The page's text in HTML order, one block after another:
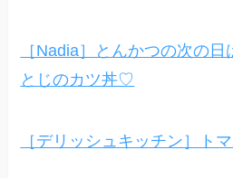
［Nadia］とんかつの次の
とじのカツ丼♡
［デリッシュキッチン］ト